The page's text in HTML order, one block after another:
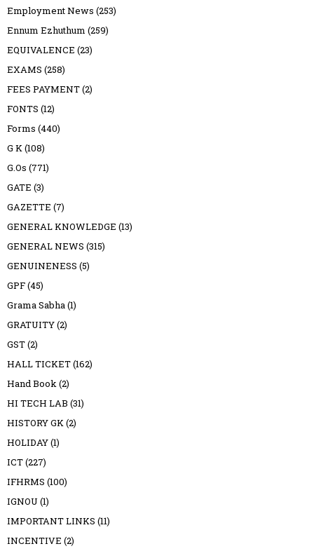
Employment News (253)
Ennum Ezhuthum (259)
EQUIVALENCE (23)
EXAMS (258)
FEES PAYMENT(2)
FONTS (12)
Forms (440)
G K(108)
G.Os (771)
GATE (3)
GAZETTE (7)
GENERAL KNOWLEDGE (13)
GENERAL NEWS (315)
GENUINENESS (5)
GPF(45)
Grama Sabha(1)
GRATUITY(2)
GST(2)
HALL TICKET(162)
Hand Book(2)
HI TECH LAB (31)
HISTORY GK(2)
HOLIDAY(1)
ICT(227)
IFHRMS (100)
IGNOU (1)
IMPORTANT LINKS (11)
INCENTIVE (2)